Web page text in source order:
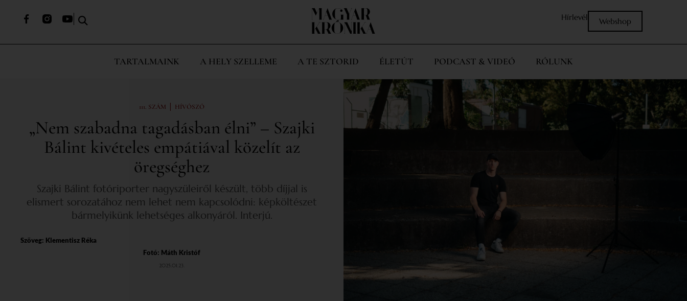
Hírlevél Webshop
TARTALMAINK A HELY SZELLEME A TE SZTORID ÉLETÚT PODCAST & VIDEÓ RÓLUNK
111. SZÁM | HÍVÓSZÓ
„Nem szabadna tagadásban élni” – Szajki
Bálint kivételes empátiával közelít az
öregséghez
Szajki Bálint fotóriporter nagyszüleiről készült, több díjjal is
elismert sorozatához nem lehet nem kapcsolódni: képköltészet
bármelyikünk lehetséges alkonyáról. Interjú.
Szöveg: Klementisz Réka
Fotó: Máth Kristóf
2025.01.23.